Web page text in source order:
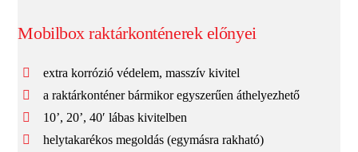
Mobilbox raktárkonténerek előnyei
extra korrózió védelem, masszív kivitel
a raktárkonténer bármikor egyszerűen áthelyezhető
10’, 20’, 40′ lábas kivitelben
helytakarékos megoldás (egymásra rakható)